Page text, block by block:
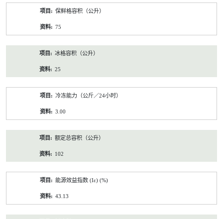
保鲜格容积（公升）
75
冰格容积（公升）
25
冷冻能力（公斤／24小时）
3.00
额定总容积（公升）
102
能源效益指数 (Iε) (%)
43.13